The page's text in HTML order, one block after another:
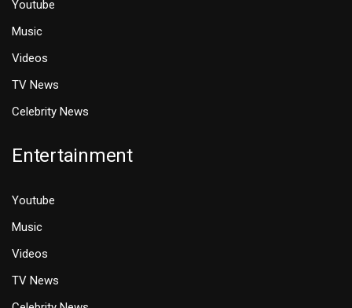
Youtube
Music
Videos
TV News
Celebrity News
Entertainment
Youtube
Music
Videos
TV News